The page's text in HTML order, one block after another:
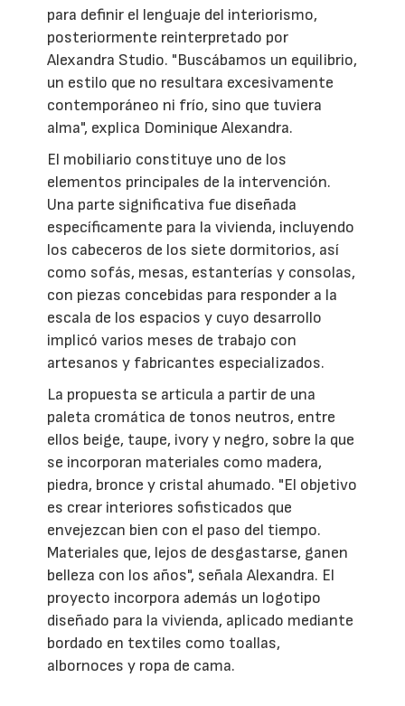
para definir el lenguaje del interiorismo,
posteriormente reinterpretado por
Alexandra Studio. "Buscábamos un equilibrio,
un estilo que no resultara excesivamente
contemporáneo ni frío, sino que tuviera
alma", explica Dominique Alexandra.
El mobiliario constituye uno de los
elementos principales de la intervención.
Una parte significativa fue diseñada
específicamente para la vivienda, incluyendo
los cabeceros de los siete dormitorios, así
como sofás, mesas, estanterías y consolas,
con piezas concebidas para responder a la
escala de los espacios y cuyo desarrollo
implicó varios meses de trabajo con
artesanos y fabricantes especializados.
La propuesta se articula a partir de una
paleta cromática de tonos neutros, entre
ellos beige, taupe, ivory y negro, sobre la que
se incorporan materiales como madera,
piedra, bronce y cristal ahumado. "El objetivo
es crear interiores sofisticados que
envejezcan bien con el paso del tiempo.
Materiales que, lejos de desgastarse, ganen
belleza con los años", señala Alexandra. El
proyecto incorpora además un logotipo
diseñado para la vivienda, aplicado mediante
bordado en textiles como toallas,
albornoces y ropa de cama.